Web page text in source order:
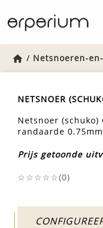
Home
/ Netsnoeren-en-
NETSNOER
Netsnoer (schuko)
randaarde
Prijs getoonde
☆☆☆☆☆(0)